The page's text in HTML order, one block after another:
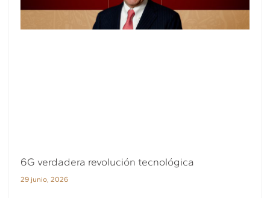
6G verdadera revolución tecnológica
29 junio, 2026